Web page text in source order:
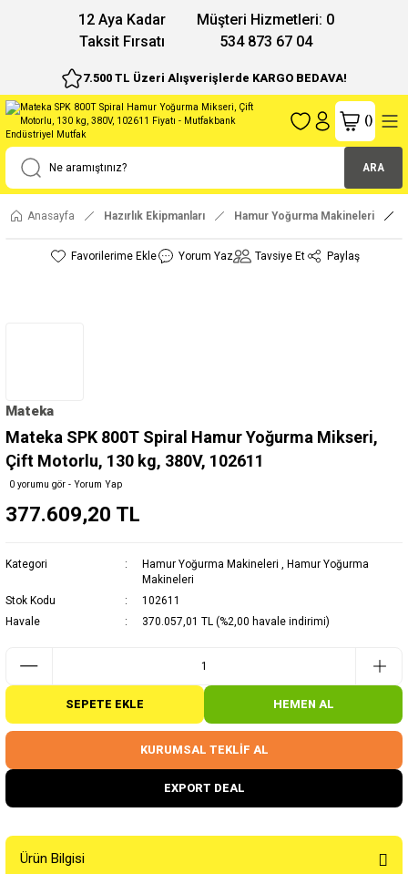
12 Aya Kadar
Taksit Fırsatı
Müşteri Hizmetleri: 0
534 873 67 04
7.500 TL Üzeri Alışverişlerde KARGO BEDAVA!
ARA
()
Anasayfa Hazırlık Ekipmanları Hamur Yoğurma Makineleri
Yorum Yaz Tavsiye Et Paylaş
Mateka
Mateka SPK 800T Spiral Hamur Yoğurma Mikseri,
Çift Motorlu, 130 kg, 380V, 102611
0 yorumu gör - Yorum Yap
377.609,20 TL
Kategori Hamur Yoğurma Makineleri
Hamur Yoğurma
Makineleri
Stok Kodu
102611
Havale
370.057,01 TL (%2,00 havale indirimi)
SEPETE EKLE HEMEN AL
KURUMSAL TEKLİF AL
EXPORT DEAL
Ürün Bilgisi